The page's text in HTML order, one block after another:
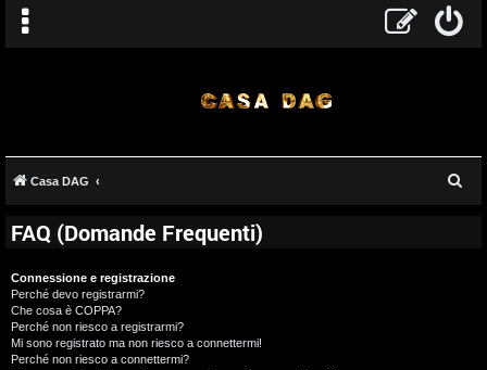
Casa DAG
FAQ (Domande Frequenti)
Connessione e registrazione
Perché devo registrarmi?
Che cosa è COPPA?
Perché non riesco a registrarmi?
Mi sono registrato ma non riesco a connettermi!
Perché non riesco a connettermi?